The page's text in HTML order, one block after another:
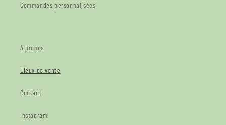
Commandes personnalisées
A propos
Lieux de vente
Contact
Instagram